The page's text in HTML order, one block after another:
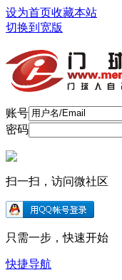
设为首页收藏本站
切换到宽版
账号
密码
扫一扫，访问微社区
只需一步，快速开始
快捷导航